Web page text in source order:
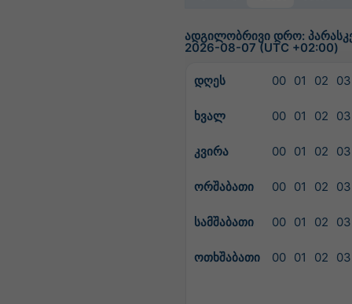
ადგილობრივი დრო:
2026-08-07 (UTC +02:00)
დღეს 00 01 02 03
ხვალ 00 01 02 03
კვირა 00 01 02 03
ორშაბათი 00 01 02 03
სამშაბათი 00 01 02 03
ოთხშაბათი 00 01 02 03